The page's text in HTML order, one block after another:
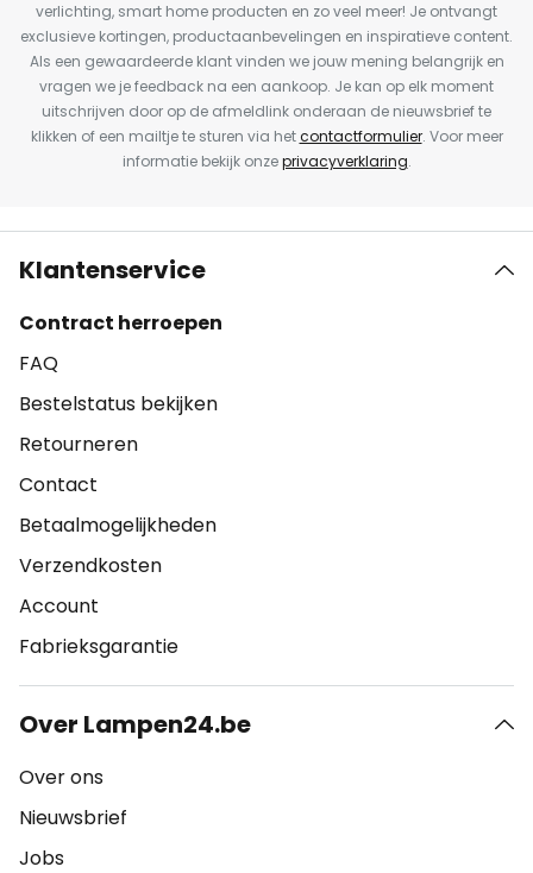
verlichting, smart home producten en zo veel meer! Je ontvangt
exclusieve kortingen, productaanbevelingen en inspiratieve content.
Als een gewaardeerde klant vinden we jouw mening belangrijk en
vragen we je feedback na een aankoop. Je kan op elk moment
uitschrijven door op de afmeldlink onderaan de nieuwsbrief te
klikken of een mailtje te sturen via hetcontactformulier. Voor meer
informatie bekijk onzeprivacyverklaring.
Klantenservice
Contract herroepen
FAQ
Bestelstatus bekijken
Retourneren
Contact
Betaalmogelijkheden
Verzendkosten
Account
Fabrieksgarantie
Over Lampen24.be
Over ons
Nieuwsbrief
Jobs